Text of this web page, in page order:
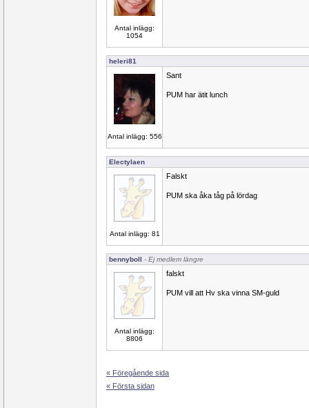
Antal inlägg:
1054
heleri81
Antal inlägg: 556
Sant
PUM har ätit lunch
Electylaen
Antal inlägg: 81
Falskt
PUM ska åka tåg på lördag
bennyboll - Ej medlem längre
Antal inlägg:
8806
falskt
PUM vill att Hv ska vinna SM-guld
« Föregående sida
« Första sidan